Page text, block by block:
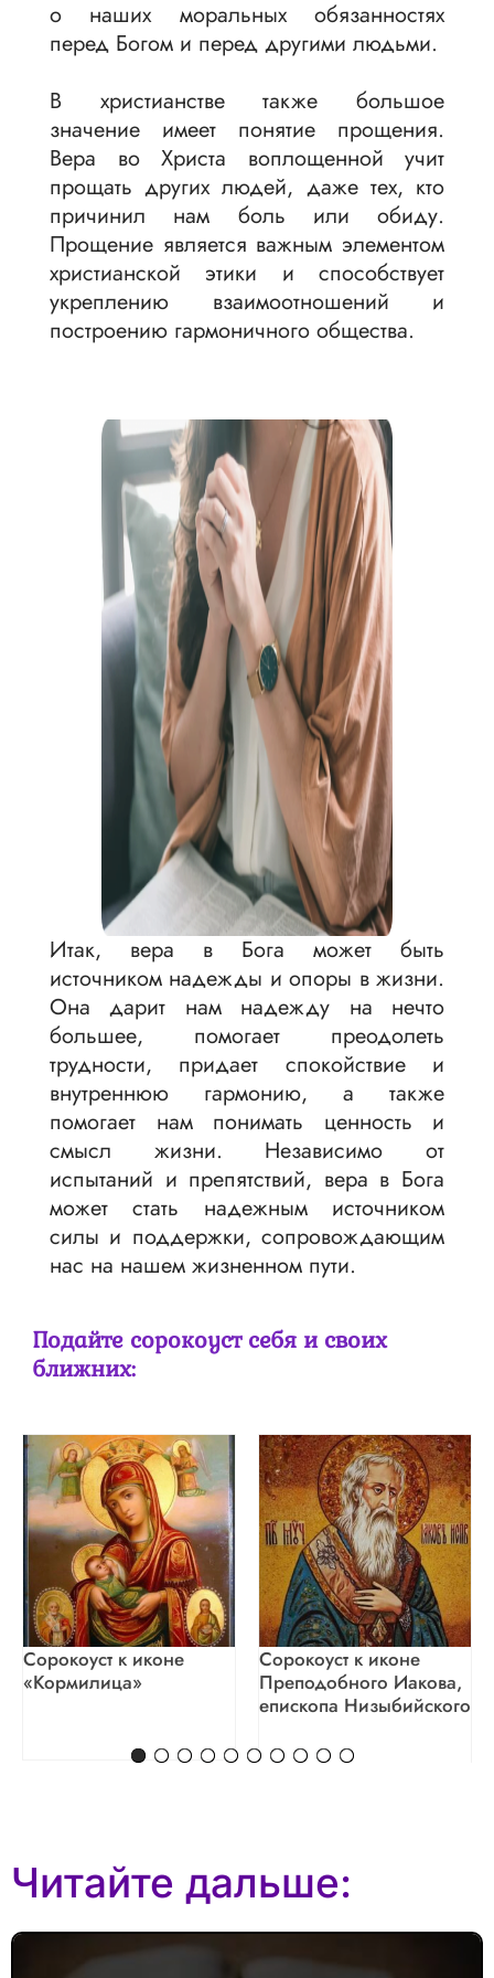
о наших моральных обязанностях
перед Богом и перед другими людьми.
В христианстве также большое
значение имеет понятие прощения.
Вера во Христа воплощенной учит
прощать других людей, даже тех, кто
причинил нам боль или обиду.
Прощение является важным элементом
христианской этики и способствует
укреплению взаимоотношений и
построению гармоничного общества.
Итак, вера в Бога может быть
источником надежды и опоры в жизни.
Она дарит нам надежду на нечто
большее, помогает преодолеть
трудности, придает спокойствие и
внутреннюю гармонию, а также
помогает нам понимать ценность и
смысл жизни. Независимо от
испытаний и препятствий, вера в Бога
может стать надежным источником
силы и поддержки, сопровождающим
нас на нашем жизненном пути.
Подайте сорокоуст себя и своих
ближних:
Сорокоуст к иконе
«Кормилица»
Сорокоуст к иконе
Преподобного Иакова,
епископа Низыбийского
Читайте дальше: